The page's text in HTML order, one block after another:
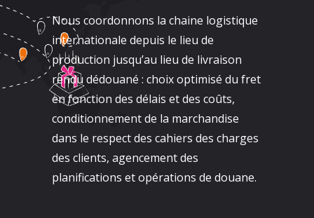
Nous coordonnons la chaine logistique
internationale depuis le lieu de
production jusqu’au lieu de livraison
rendu dédouané : choix optimisé du fret
en fonction des délais et des coûts,
conditionnement de la marchandise
dans le respect des cahiers des charges
des clients, agencement des
planifications et opérations de douane.